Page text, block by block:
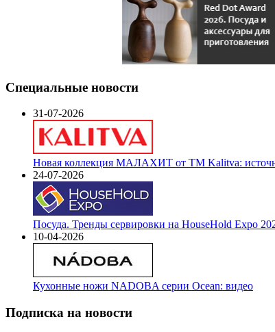
Специальные новости
31-07-2026
Новая коллекция МАЛАХИТ от ТМ Kalitva:
24-07-2026
Посуда. Тренды сервировки на HouseHold Expo
10-04-2026
Кухонные ножи NADOBA серии Ocean: видео
Подписка на новости